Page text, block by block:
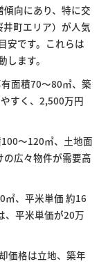
向にあり、特に交
町エリア）が人気
安です。これらは
ます。
面積70〜80㎡、築
すく、2,500万円
〜120㎡、土地面
広々物件が需要高
㎡、平米単価 約16
、平米単価が20万
価格は立地、築年